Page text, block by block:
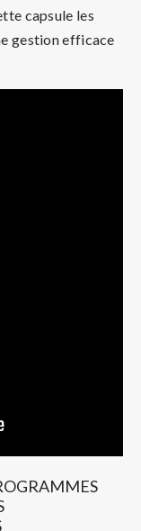
capsule les
gestion efficace